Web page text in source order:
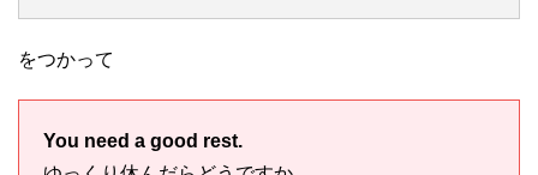
をつかって
You need a good rest.